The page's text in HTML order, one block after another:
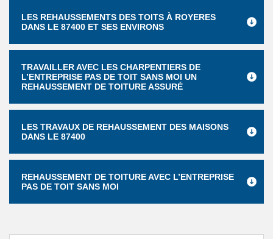
LES REHAUSSEMENTS DES TOITS À ROYERES
DANS LE 87400 ET SES ENVIRONS
TRAVAILLER AVEC LES CHARPENTIERS DE
L’ENTREPRISE PAS DE TOIT SANS MOI UN
REHAUSSEMENT DE TOITURE ASSURÉ
LES TRAVAUX DE REHAUSSEMENT DES MAISONS
DANS LE 87400
REHAUSSEMENT DE TOITURE AVEC L’ENTREPRISE
PAS DE TOIT SANS MOI